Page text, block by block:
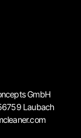
GmbH
Laubach